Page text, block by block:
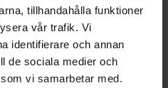
tillhandahålla funktioner
vår trafik. Vi
identifierare och annan
de sociala medier och
vi samarbetar med.